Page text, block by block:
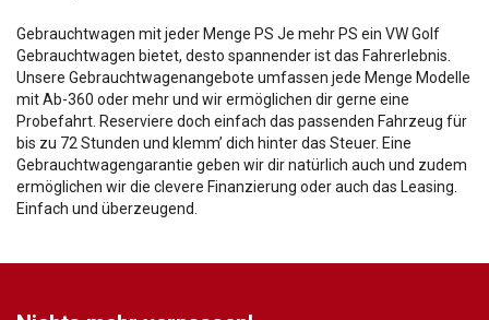
Gebrauchtwagen mit jeder Menge PS Je mehr PS ein VW Golf
Gebrauchtwagen bietet, desto spannender ist das Fahrerlebnis.
Unsere Gebrauchtwagenangebote umfassen jede Menge Modelle
mit Ab-360 oder mehr und wir ermöglichen dir gerne eine
Probefahrt. Reserviere doch einfach das passenden Fahrzeug für
bis zu 72 Stunden und klemm’ dich hinter das Steuer. Eine
Gebrauchtwagengarantie geben wir dir natürlich auch und zudem
ermöglichen wir die clevere Finanzierung oder auch das Leasing.
Einfach und überzeugend.